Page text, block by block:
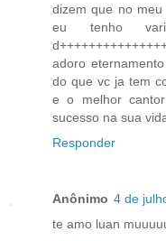
dizem que no
eu tenho
adoro
do que vc ja tem
e o melhor
sucesso na sua
Responder
Anônimo 4 de
te amo luan